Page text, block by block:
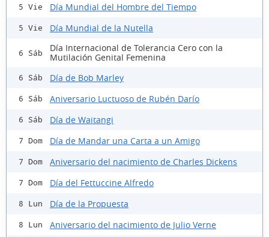
5 Vie Día Mundial del Hombre del Tiempo
5 Vie Día Mundial de la Nutella
6 Sáb
Día Internacional de Tolerancia Cero con la
Mutilación Genital Femenina
6 Sáb Día de Bob Marley
6 Sáb Aniversario Luctuoso de Rubén Darío
6 Sáb Día de Waitangi
7 Dom Día de Mandar una Carta a un Amigo
7 Dom Aniversario del nacimiento de Charles Dickens
7 Dom Día del Fettuccine Alfredo
8 Lun Día de la Propuesta
8 Lun Aniversario del nacimiento de Julio Verne